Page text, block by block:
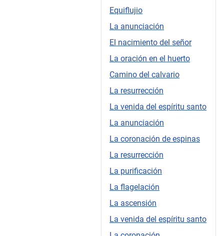
Equiflujio
La anunciación
El nacimiento del señor
La oración en el huerto
Camino del calvario
La resurrección
La venida del espíritu santo
La anunciación
La coronación de espinas
La resurrección
La purificación
La flagelación
La ascensión
La venida del espíritu santo